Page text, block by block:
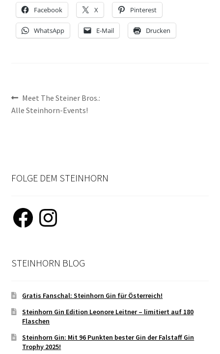
NEWSLETTER-ANMELDUNG
STEINHORN BLOG
Facebook X Pinterest
WhatsApp E-Mail Drucken
Beitragsnavigation
Vorheriger
Beitrag:
Meet The Steiner Bros.:
Alle Steinhorn-Events!
FOLGE DEM STEINHORN
Facebook Instagram
STEINHORN BLOG
Gratis Fanschal: Steinhorn Gin für Österreich!
Steinhorn Gin Edition Leonore Leitner – limitiert auf 180
Flaschen
Steinhorn Gin: Mit 96 Punkten bester Gin der Falstaff Gin
Trophy 2025!